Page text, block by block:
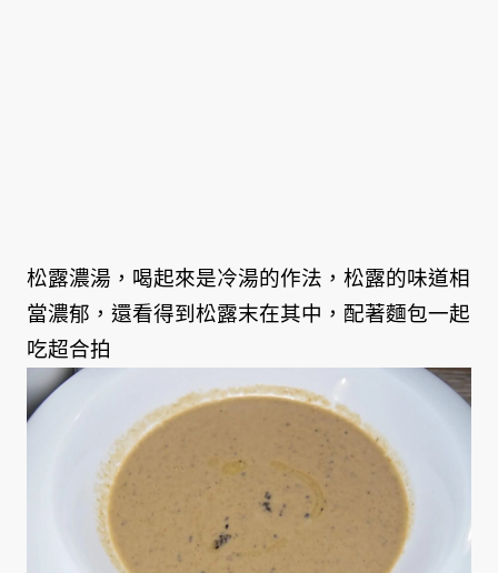
松露濃湯，喝起來是冷湯的作法，松露的味道相
當濃郁，還看得到松露末在其中，配著麵包一起
吃超合拍